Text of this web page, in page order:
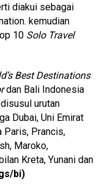
diakui sebagai
kemudian
10 Solo Travel
Best Destinations
dan Bali Indonesia
urutan
Dubai, Uni Emirat
Paris, Prancis,
Maroko,
Kreta, Yunani dan
bi)